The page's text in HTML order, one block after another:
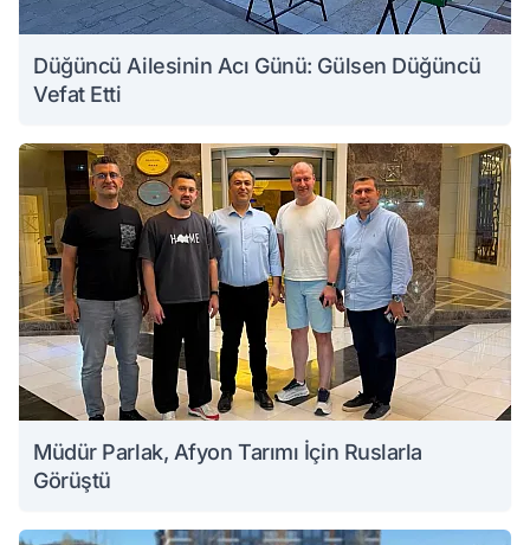
Düğüncü Ailesinin Acı Günü: Gülsen Düğüncü
Vefat Etti
Müdür Parlak, Afyon Tarımı İçin Ruslarla
Görüştü